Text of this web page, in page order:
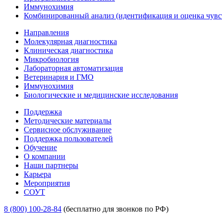
Иммунохимия
Комбинированный анализ (идентификация и оценка
Направления
Молекулярная диагностика
Клиническая диагностика
Микробиология
Лабораторная автоматизация
Ветеринария и ГМО
Иммунохимия
Биологические и медицинские исследования
Поддержка
Методические материалы
Сервисное обслуживание
Поддержка пользователей
Обучение
О компании
Наши партнеры
Карьера
Мероприятия
СОУТ
8 (800) 100-28-84 (бесплатно для звонков по РФ)